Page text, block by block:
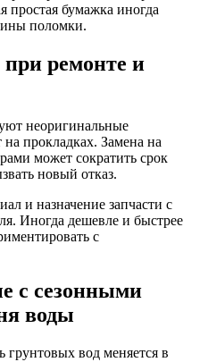
простая бумажка иногда
поломки.
ремонте и
неоригинальные
прокладках. Замена на
может сократить срок
новый отказ.
и назначение запчасти с
Иногда дешевле и быстрее
с
с сезонными
воды
вод меняется в